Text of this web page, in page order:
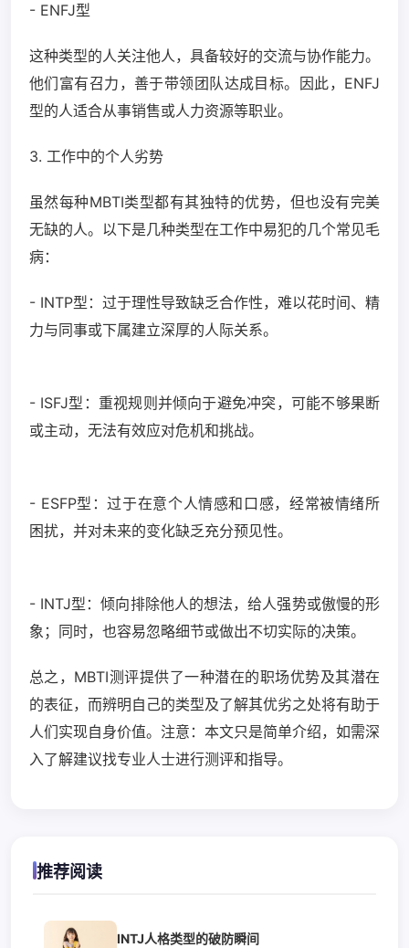
- ENFJ型
这种类型的人关注他人，具备较好的交流与协作能力。
他们富有召力，善于带领团队达成目标。因此，ENFJ
型的人适合从事销售或人力资源等职业。
3. 工作中的个人劣势
虽然每种MBTI类型都有其独特的优势，但也没有完美
无缺的人。以下是几种类型在工作中易犯的几个常见毛
病：
- INTP型：过于理性导致缺乏合作性，难以花时间、精
力与同事或下属建立深厚的人际关系。
- ISFJ型：重视规则并倾向于避免冲突，可能不够果断
或主动，无法有效应对危机和挑战。
- ESFP型：过于在意个人情感和口感，经常被情绪所
困扰，并对未来的变化缺乏充分预见性。
- INTJ型：倾向排除他人的想法，给人强势或傲慢的形
象；同时，也容易忽略细节或做出不切实际的决策。
总之，MBTI测评提供了一种潜在的职场优势及其潜在
的表征，而辨明自己的类型及了解其优劣之处将有助于
人们实现自身价值。注意：本文只是简单介绍，如需深
入了解建议找专业人士进行测评和指导。
推荐阅读
INTJ人格类型的破防瞬间